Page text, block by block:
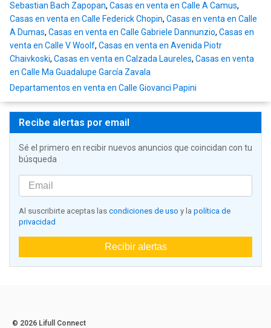
Sebastian Bach Zapopan, Casas en venta en Calle A Camus,
Casas en venta en Calle Federick Chopin, Casas en venta en Calle
A Dumas, Casas en venta en Calle Gabriele Dannunzio, Casas en
venta en Calle V Woolf, Casas en venta en Avenida Piotr
Chaivkoski, Casas en venta en Calzada Laureles, Casas en venta
en Calle Ma Guadalupe García Zavala
Departamentos en venta en Calle Giovanci Papini
Recibe alertas por email
Sé el primero en recibir nuevos anuncios que coincidan con tu
búsqueda
Al suscribirte aceptas las condiciones de uso y la política de
privacidad
Recibir alertas
© 2026 Lifull Connect